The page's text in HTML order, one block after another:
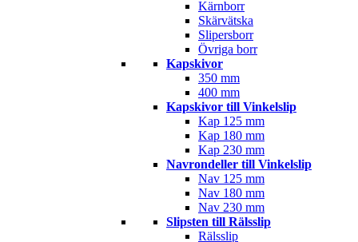
Kärnborr
Skärvätska
Slipersborr
Övriga borr
Kapskivor
350 mm
400 mm
Kapskivor till Vinkelslip
Kap 125 mm
Kap 180 mm
Kap 230 mm
Navrondeller till Vinkelslip
Nav 125 mm
Nav 180 mm
Nav 230 mm
Slipsten till Rälsslip
Rälsslip